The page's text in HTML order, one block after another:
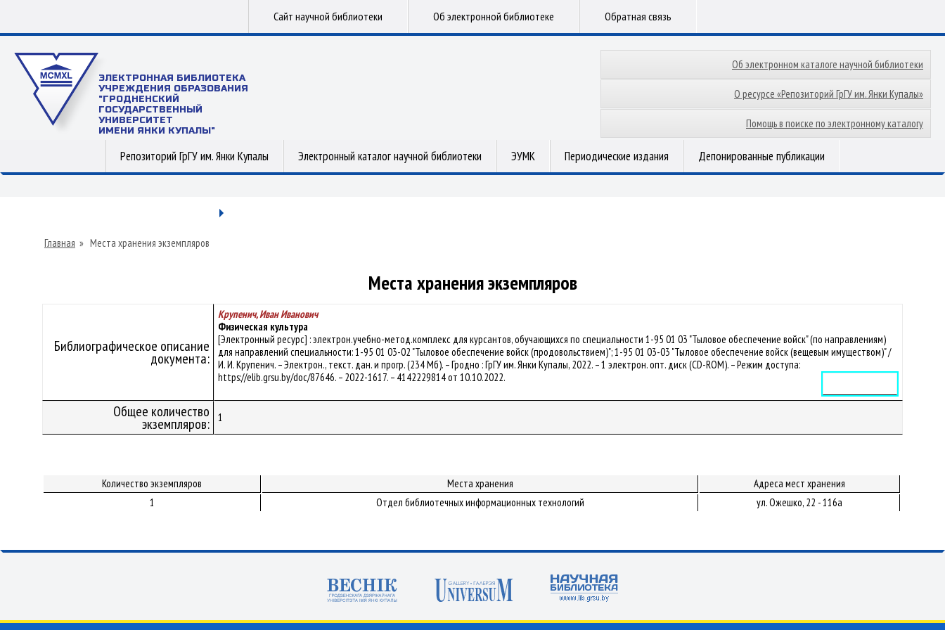
Сайт научной библиотеки Об электронной библиотеке Обратная связь
ЭЛЕКТРОННАЯ БИБЛИОТЕКА
УЧРЕЖДЕНИЯ ОБРАЗОВАНИЯ
"ГРОДНЕНСКИЙ
ГОСУДАРСТВЕННЫЙ
УНИВЕРСИТЕТ
ИМЕНИ ЯНКИ КУПАЛЫ"
Об электронном каталоге научной библиотеки
О ресурсе «Репозиторий ГрГУ им. Янки Купалы»
Помощь в поиске по электронному каталогу
Репозиторий ГрГУ им. Янки Купалы Электронный каталог научной библиотеки ЭУМК Периодические издания Депонированные публикации
Главная » Места хранения экземпляров
Места хранения экземпляров
Библиографическое описание
документа:
Крупенич, Иван Иванович
Физическая культура
[Электронный ресурс] : электрон.учебно-метод.комплекс для курсантов, обучающихся по специальности 1-95 01 03 "Тыловое обеспечение войск" (по направлениям)
для направлений специальности: 1-95 01 03-02 "Тыловое обеспечение войск (продовольствием)"; 1-95 01 03-03 "Тыловое обеспечение войск (вещевым имуществом)" /
И. И. Крупенич. – Электрон., текст. дан. и прогр. (234 Мб). – Гродно : ГрГУ им. Янки Купалы, 2022. – 1 электрон. опт. диск (CD-ROM). – Режим доступа:
https://elib.grsu.by/doc/87646. – 2022-1617. – 4142229814 от 10.10.2022.
Общее количество
экземпляров: 1
Количество экземпляров Места хранения
Адреса мест хранения
1
Отдел библиотечных информационных технологий ул. Ожешко, 22 - 116а